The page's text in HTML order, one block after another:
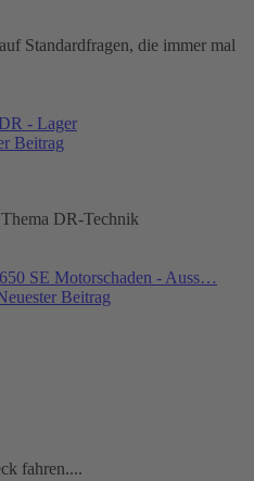
Standardfragen, die immer mal
- Lager
Beitrag
DR-Technik
SE Motorschaden - Auss…
Beitrag
fahren....